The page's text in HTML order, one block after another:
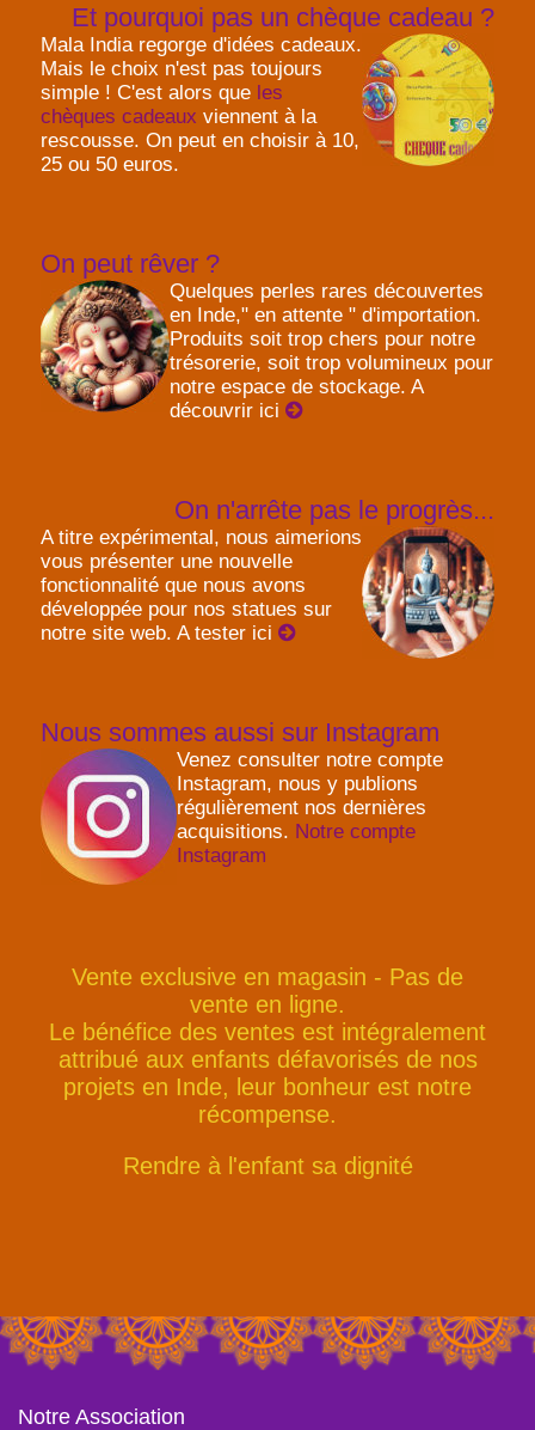
Et pourquoi pas un chèque cadeau ?
Mala India regorge d'idées cadeaux.
Mais le choix n'est pas toujours
simple ! C'est alors que les
chèques cadeaux viennent à la
rescousse. On peut en choisir à 10,
25 ou 50 euros.
On peut rêver ?
Quelques perles rares découvertes
en Inde," en attente " d'importation.
Produits soit trop chers pour notre
trésorerie, soit trop volumineux pour
notre espace de stockage. A
découvrir ici
On n'arrête pas le progrès...
A titre expérimental, nous aimerions
vous présenter une nouvelle
fonctionnalité que nous avons
développée pour nos statues sur
notre site web. A tester ici
Nous sommes aussi sur Instagram
Venez consulter notre compte
Instagram, nous y publions
régulièrement nos dernières
acquisitions. Notre compte
Instagram
Vente exclusive en magasin - Pas de
vente en ligne.
Le bénéfice des ventes est intégralement
attribué aux enfants défavorisés de nos
projets en Inde, leur bonheur est notre
récompense.
Rendre à l'enfant sa dignité
Notre Association